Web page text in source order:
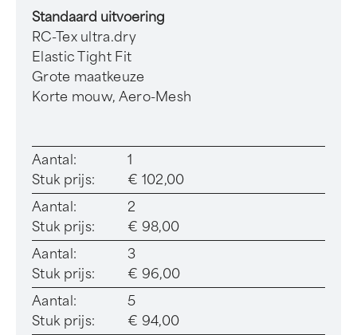
Standaard uitvoering
RC-Tex ultra.dry
Elastic Tight Fit
Grote maatkeuze
Korte mouw, Aero-Mesh
Aantal:
1
Stuk prijs:
€ 102,00
Aantal:
2
Stuk prijs:
€ 98,00
Aantal:
3
Stuk prijs:
€ 96,00
Aantal:
5
Stuk prijs:
€ 94,00